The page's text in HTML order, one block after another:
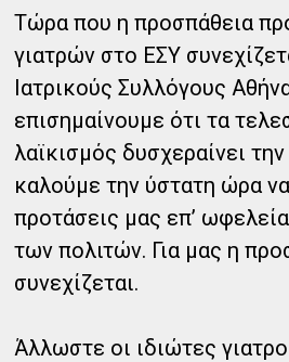
Τώρα που η προσπάθεια
γιατρών στο ΕΣΥ
Ιατρικούς Συλλόγους
επισημαίνουμε ότι τα
λαϊκισμός δυσχεραίνει
καλούμε την ύστατη ώρα
προτάσεις μας επ’
των πολιτών. Για μας η
συνεχίζεται.
Άλλωστε οι ιδιώτες